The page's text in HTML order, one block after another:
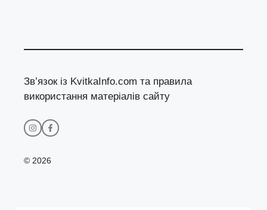
Зв’язок із KvitkaInfo.com та правила
використання матеріалів сайту
© 2026